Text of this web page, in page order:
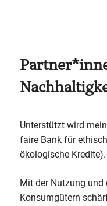
Unterstützt wird
faire Bank für
ökologische Kredite).
Mit der Nutzung
Konsumgütern